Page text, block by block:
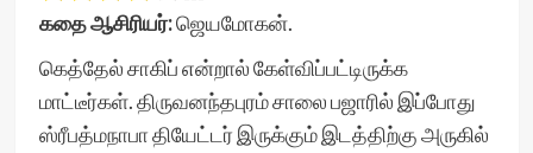
கதை ஆசிரியர்:ஜெயமோகன்.
கெத்தேல் சாகிப் என்றால் கேள்விப்பட்டிருக்க
மாட்டீர்கள். திருவனந்தபுரம் சாலை பஜாரில் இப்போது
ஸ்ரீபத்மநாபா தியேட்டர் இருக்கும் இடத்திற்கு அருகில்